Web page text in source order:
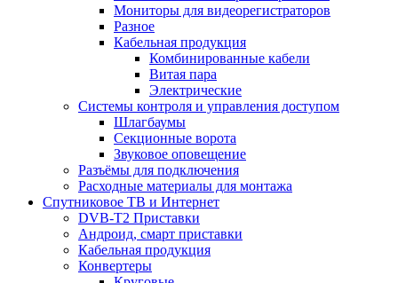
Мониторы для видеорегистраторов
Разное
Кабельная продукция
Комбинированные кабели
Витая пара
Электрические
Системы контроля и управления доступом
Шлагбаумы
Секционные ворота
Звуковое оповещение
Разъёмы для подключения
Расходные материалы для монтажа
Спутниковое ТВ и Интернет
DVB-Т2 Приставки
Андроид, смарт приставки
Кабельная продукция
Конвертеры